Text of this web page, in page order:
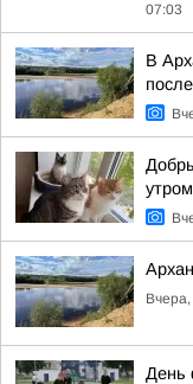
07:03
В
День